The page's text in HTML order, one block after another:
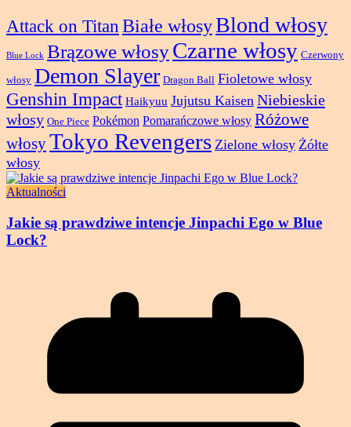
Attack on Titan Białe włosyBlond włosy
Blue Lock Brązowe włosyCzarne włosy Czerwony
włosy Demon Slayer Dragon Ball Fioletowe włosy
Genshin Impact Haikyuu Jujutsu Kaisen Niebieskie
włosy One Piece Pokémon Pomarańczowe włosy Różowe
włosyTokyo Revengers Zielone włosy Żółte
włosy
Aktualności
Jakie są prawdziwe intencje Jinpachi Ego w Blue
Lock?